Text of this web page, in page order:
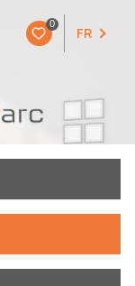
0
FR